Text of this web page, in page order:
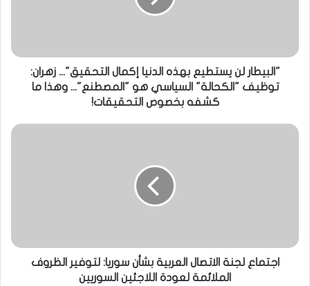
"البيطار لن يستطيع بهذه الدنيا إكمال التحقيق"... زهران:
توظيف "الكحالة" السياسي هو "المصطنع"... وهذا ما
كشفه بخصوص التحقيقات!
اجتماع لجنة الاتصال العربية بشأن سوريا: لتوفير الظروف
الملائمة لعودة اللاجئين السوريين